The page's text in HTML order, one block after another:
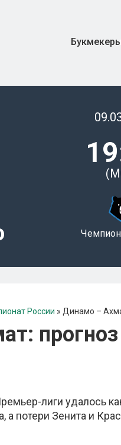
России » Динамо –
лиги удалось
а потери Зенита и